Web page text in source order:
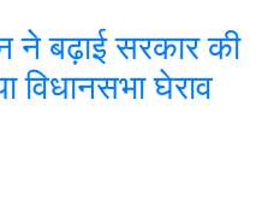
बढ़ाई सरकार की
विधानसभा घेराव